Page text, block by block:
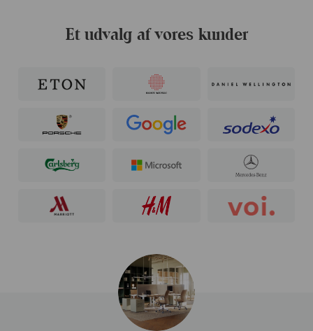
Et udvalg af vores kunder